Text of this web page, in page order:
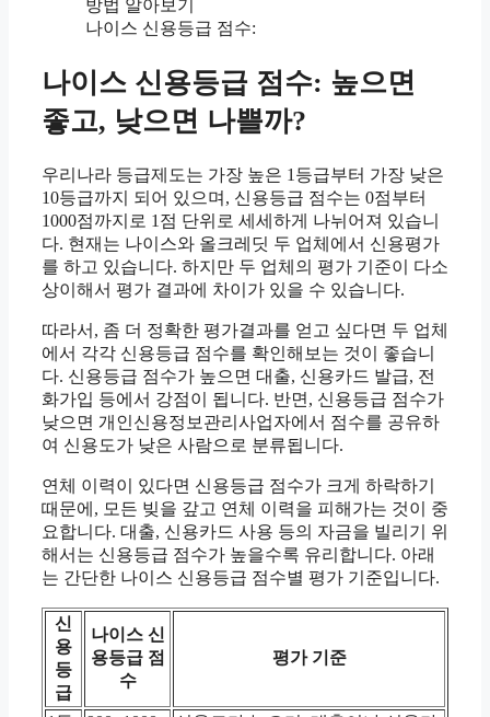
나이스 신용등급 점수:
나이스 신용등급 점수: 높으면
좋고, 낮으면 나쁠까?
우리나라 등급제도는 가장 높은 1등급부터 가장 낮은
10등급까지 되어 있으며, 신용등급 점수는 0점부터
1000점까지로 1점 단위로 세세하게 나뉘어져 있습니
다. 현재는 나이스와 올크레딧 두 업체에서 신용평가
를 하고 있습니다. 하지만 두 업체의 평가 기준이 다소
상이해서 평가 결과에 차이가 있을 수 있습니다.
따라서, 좀 더 정확한 평가결과를 얻고 싶다면 두 업체
에서 각각 신용등급 점수를 확인해보는 것이 좋습니
다. 신용등급 점수가 높으면 대출, 신용카드 발급, 전
화가입 등에서 강점이 됩니다. 반면, 신용등급 점수가
낮으면 개인신용정보관리사업자에서 점수를 공유하
여 신용도가 낮은 사람으로 분류됩니다.
연체 이력이 있다면 신용등급 점수가 크게 하락하기
때문에, 모든 빚을 갚고 연체 이력을 피해가는 것이 중
요합니다. 대출, 신용카드 사용 등의 자금을 빌리기 위
해서는 신용등급 점수가 높을수록 유리합니다. 아래
는 간단한 나이스 신용등급 점수별 평가 기준입니다.
신
용
등
급
나이스 신
용등급 점
수
평가 기준